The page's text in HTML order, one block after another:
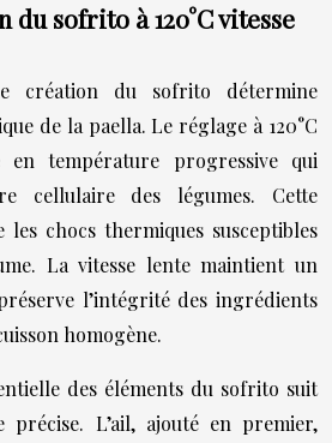
du sofrito à 120°C vitesse
création du sofrito détermine
de la paella. Le réglage à 120°C
en température progressive qui
cellulaire des légumes. Cette
les chocs thermiques susceptibles
La vitesse lente maintient un
l’intégrité des ingrédients
homogène.
des éléments du sofrito suit
précise. L’ail, ajouté en premier,